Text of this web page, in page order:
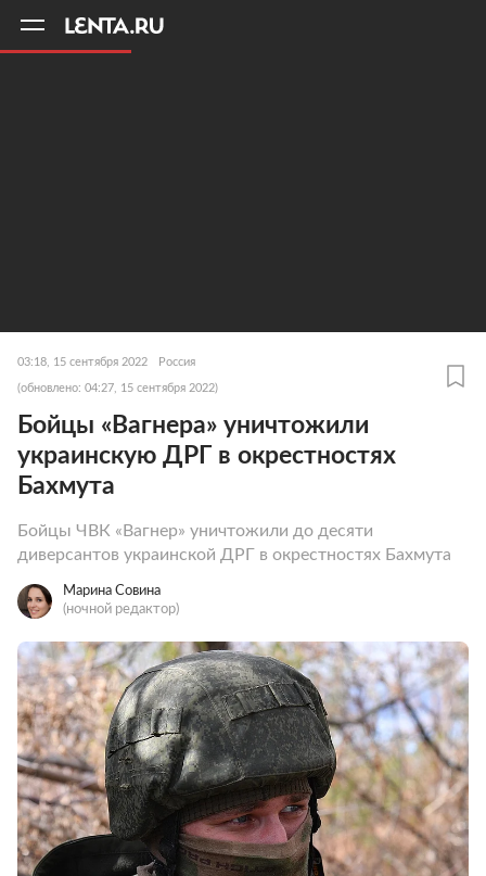
03:18, 15 сентября 2022 Россия
(обновлено: 04:27, 15 сентября 2022)
Бойцы «Вагнера» уничтожили
украинскую ДРГ в окрестностях
Бахмута
Бойцы ЧВК «Вагнер» уничтожили до десяти
диверсантов украинской ДРГ в окрестностях Бахмута
Марина Совина
(ночной редактор)